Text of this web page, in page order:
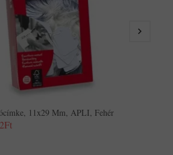
11x29 Mm, APLI, Fehér